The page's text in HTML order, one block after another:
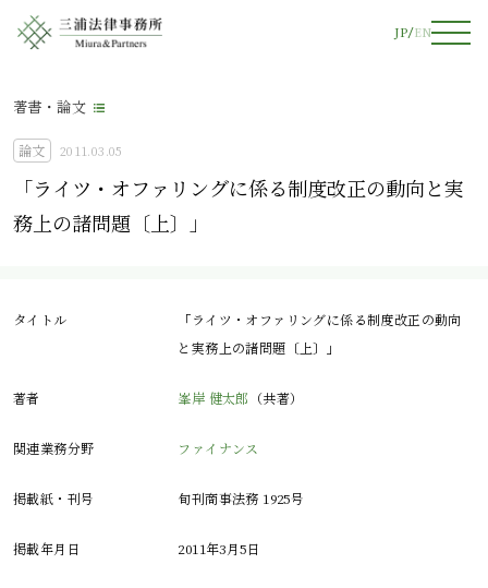
JP EN
著書・論文
論文 2011.03.05
「ライツ・オファリングに係る制度改正の動向と実
務上の諸問題〔上〕」
タイトル
「ライツ・オファリングに係る制度改正の動向
と実務上の諸問題〔上〕」
著者 峯岸 健太郎 （共著）
関連業務分野 ファイナンス
掲載紙・刊号 旬刊商事法務 1925号
掲載年月日 2011年3月5日